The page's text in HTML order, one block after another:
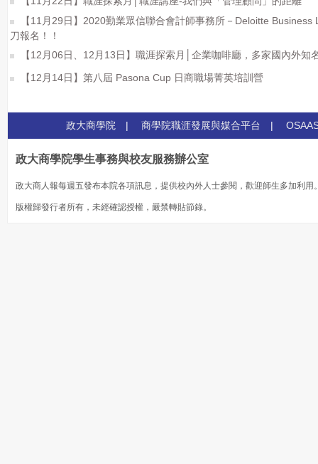
【11月29日】2020勤業眾信聯合會計師事務所－Deloitte Business
刀報名！！
【12月06日、12月13日】職涯探索月│企業咖啡廳，多家國內外知
【12月14日】第八屆 Pasona Cup 日商職場菁英培訓營
政大商學院 | 商學院職涯發展與媒合平台 |
政大商學院學生事務與校友服務辦公室
政大商人報每週五發布本院各項訊息，提供校內外人士參閱，歡迎師生多加利用
版權歸發行者所有，未經確認授權，嚴禁轉貼節錄。